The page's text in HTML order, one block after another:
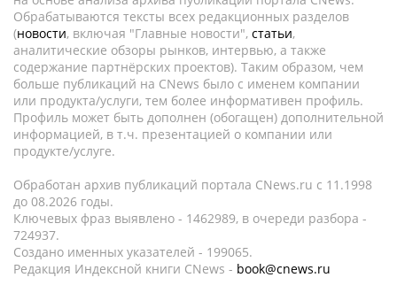
Обрабатываются тексты всех редакционных разделов
(новости, включая "Главные новости", статьи,
аналитические обзоры рынков, интервью, а также
содержание партнёрских проектов). Таким образом, чем
больше публикаций на CNews было с именем компании
или продукта/услуги, тем более информативен профиль.
Профиль может быть дополнен (обогащен) дополнительной
информацией, в т.ч. презентацией о компании или
продукте/услуге.
Обработан архив публикаций портала CNews.ru c 11.1998
до 08.2026 годы.
Ключевых фраз выявлено - 1462989, в очереди разбора -
724937.
Создано именных указателей - 199065.
Редакция Индексной книги CNews - book@cnews.ru